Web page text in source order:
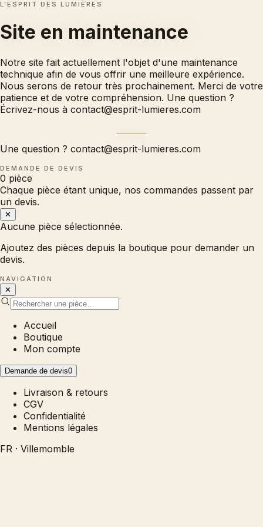
L’ESPRIT DES LUMIÈRES
Site en maintenance
Notre site fait actuellement l'objet d'une maintenance
technique afin de vous offrir une meilleure expérience.
Nous serons de retour très prochainement. Merci de votre
patience et de votre compréhension. Une question ?
Écrivez-nous à contact@esprit-lumieres.com
Une question ? contact@esprit-lumieres.com
DEMANDE DE DEVIS
0 pièce
Chaque pièce étant unique, nos commandes passent par
un devis.
✕
Aucune pièce sélectionnée.
Ajoutez des pièces depuis la boutique pour demander un
devis.
NAVIGATION
✕
Accueil
Boutique
Mon compte
Demande de devis0
Livraison & retours
CGV
Confidentialité
Mentions légales
FR · Villemomble